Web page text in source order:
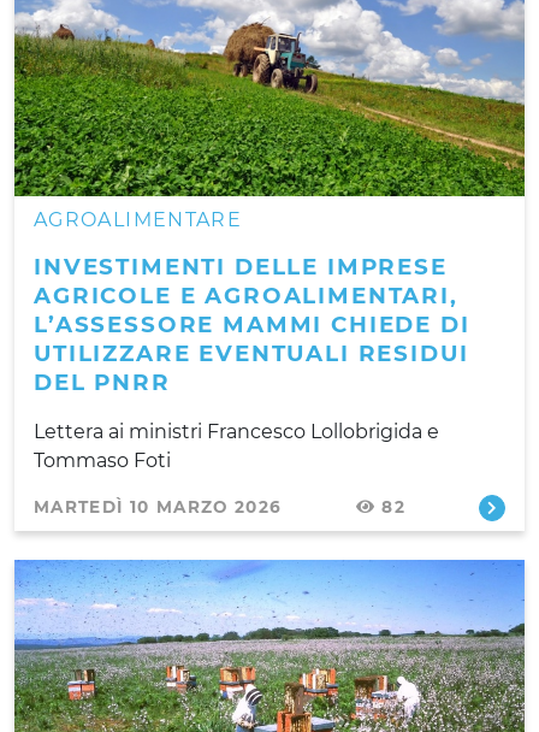
AGROALIMENTARE
INVESTIMENTI DELLE IMPRESE
AGRICOLE E AGROALIMENTARI,
L’ASSESSORE MAMMI CHIEDE DI
UTILIZZARE EVENTUALI RESIDUI
DEL PNRR
Lettera ai ministri Francesco Lollobrigida e
Tommaso Foti
MARTEDÌ 10 MARZO 2026 82